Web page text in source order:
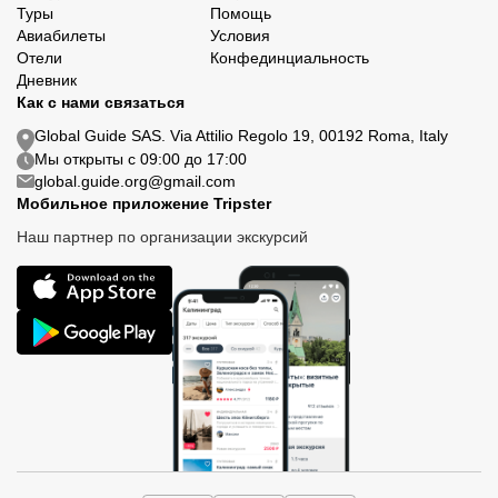
Туры
Авиабилеты
Отели
Дневник
Помощь
Условия
Конфединциальность
Как с нами связаться
Global Guide SAS. Via Attilio Regolo 19, 00192 Roma, Italy
Мы открыты с 09:00 до 17:00
global.guide.org@gmail.com
Мобильное приложение Tripster
Наш партнер по организации экскурсий